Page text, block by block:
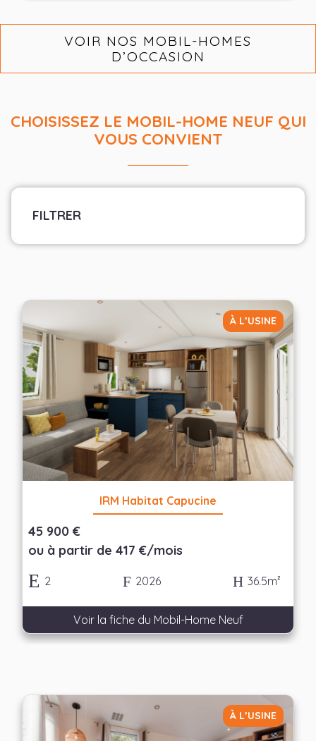
VOIR NOS MOBIL-HOMES
D’OCCASION
CHOISISSEZ LE MOBIL-HOME NEUF QUI
VOUS CONVIENT
FILTRER
Largeur
Nombre de chambres
— Choisir —
Appliquer les filtres
À L’USINE
IRM Habitat Capucine
45 900 €
ou à partir de 417 €/mois
2 2026 36.5m²
Voir la fiche du Mobil-Home Neuf
À L’USINE